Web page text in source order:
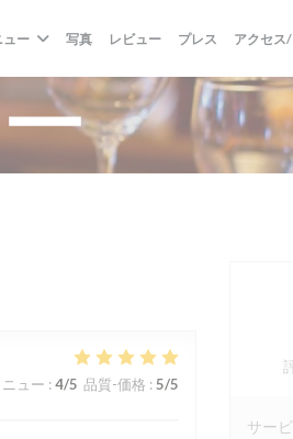
ュー 写真 レビュー プレス アクセス
ニュー : 4/5 品質-価格 : 5/5
サー